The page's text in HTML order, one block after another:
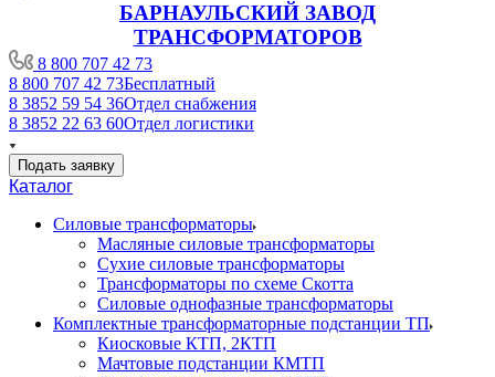
БАРНАУЛЬСКИЙ ЗАВОД
ТРАНСФОРМАТОРОВ
8 800 707 42 73
8 800 707 42 73Бесплатный
8 3852 59 54 36Отдел снабжения
8 3852 22 63 60Отдел логистики
Подать заявку
Каталог
Силовые трансформаторы
Масляные силовые трансформаторы
Сухие силовые трансформаторы
Трансформаторы по схеме Скотта
Силовые однофазные трансформаторы
Комплектные трансформаторные подстанции ТП
Киосковые КТП, 2КТП
Мачтовые подстанции КМТП